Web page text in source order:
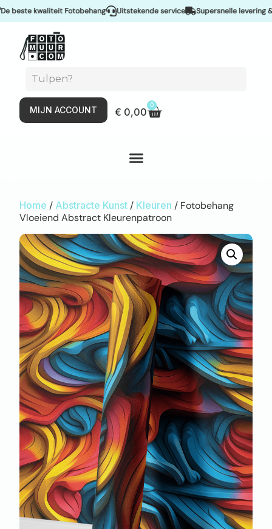
kwaliteit Fotobehang Uitstekende service Supersnelle levering &
MIJN ACCOUNT € 0,00
0
Home / Abstracte Kunst / Kleuren / Fotobehang
Vloeiend Abstract Kleurenpatroon